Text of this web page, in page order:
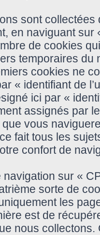
sont
en naviguant
de cookies
temporaires du
cookies ne
« identifiant de
ici par «
assignés par
vous
fait tous les
confort de
navigation sur «
sorte de
les
est de
nous collectons.